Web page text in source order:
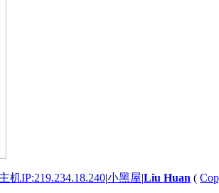
机IP:219.234.18.240|小黑屋|Liu Huan (